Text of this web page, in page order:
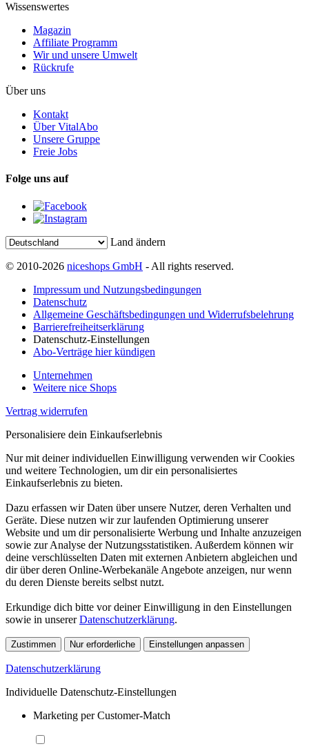
Wissenswertes
Magazin
Affiliate Programm
Wir und unsere Umwelt
Rückrufe
Über uns
Kontakt
Über VitalAbo
Unsere Gruppe
Freie Jobs
Folge uns auf
Land ändern
© 2010-2026 niceshops GmbH - All rights reserved.
Impressum und Nutzungsbedingungen
Datenschutz
Allgemeine Geschäftsbedingungen und Widerrufsbelehrung
Barrierefreiheitserklärung
Datenschutz-Einstellungen
Abo-Verträge hier kündigen
Unternehmen
Weitere nice Shops
Vertrag widerrufen
Personalisiere dein Einkaufserlebnis
Nur mit deiner individuellen Einwilligung verwenden wir Cookies
und weitere Technologien, um dir ein personalisiertes
Einkaufserlebnis zu bieten.
Dazu erfassen wir Daten über unsere Nutzer, deren Verhalten und
Geräte. Diese nutzen wir zur laufenden Optimierung unserer
Website und um dir personalisierte Werbung und Inhalte anzuzeigen
sowie zur Analyse der Nutzungsstatistiken. Außerdem können wir
deine verschlüsselten Daten mit externen Anbietern abgleichen und
dir über deren Online-Werbekanäle Angebote anzeigen, nur wenn
du deren Dienste bereits selbst nutzt.
Erkundige dich bitte vor deiner Einwilligung in den Einstellungen
sowie in unsererDatenschutzerklärung.
Zustimmen Nur erforderliche Einstellungen anpassen
Datenschutzerklärung
Individuelle Datenschutz-Einstellungen
Marketing per Customer-Match